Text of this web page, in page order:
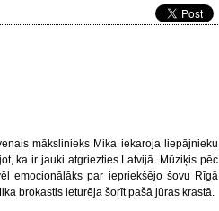
mākslinieks Mika iekaroja liepājnieku
ka ir jauki atgriezties Latvijā. Mūziķis pēc
emocionālāks par iepriekšējo šovu Rīgā
brokastis ieturēja šorīt pašā jūras krastā.